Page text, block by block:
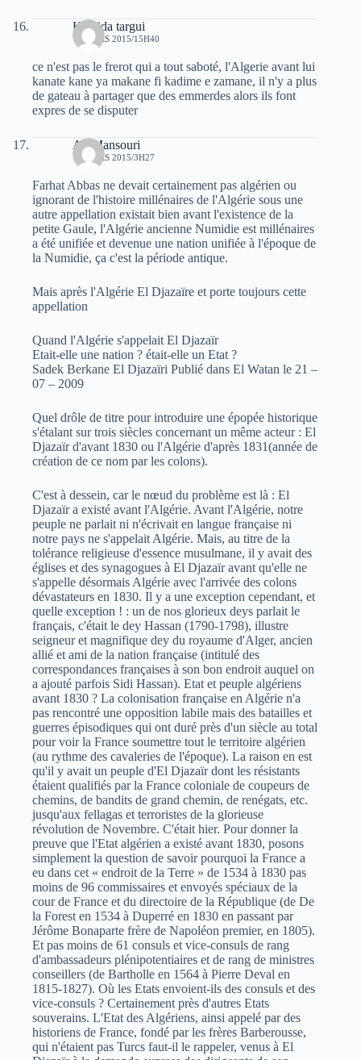
Khalida targui
14 MARS 2015/15H40
ce n'est pas le frerot qui a tout saboté, l'Algerie avant lui
kanate kane ya makane fi kadime e zamane, il n'y a plus
de gateau à partager que des emmerdes alors ils font
expres de se disputer
Ali Mansouri
15 MARS 2015/3H27
Farhat Abbas ne devait certainement pas algérien ou
ignorant de l'histoire millénaires de l'Algérie sous une
autre appellation existait bien avant l'existence de la
petite Gaule, l'Algérie ancienne Numidie est millénaires
a été unifiée et devenue une nation unifiée à l'époque de
la Numidie, ça c'est la période antique.
Mais après l'Algérie El Djazaïre et porte toujours cette
appellation
Quand l'Algérie s'appelait El Djazaïr
Etait-elle une nation ? était-elle un Etat ?
Sadek Berkane El Djazaïri Publié dans El Watan le 21 –
07 – 2009
Quel drôle de titre pour introduire une épopée historique
s'étalant sur trois siècles concernant un même acteur : El
Djazaïr d'avant 1830 ou l'Algérie d'après 1831(année de
création de ce nom par les colons).
C'est à dessein, car le nœud du problème est là : El
Djazaïr a existé avant l'Algérie. Avant l'Algérie, notre
peuple ne parlait ni n'écrivait en langue française ni
notre pays ne s'appelait Algérie. Mais, au titre de la
tolérance religieuse d'essence musulmane, il y avait des
églises et des synagogues à El Djazaïr avant qu'elle ne
s'appelle désormais Algérie avec l'arrivée des colons
dévastateurs en 1830. Il y a une exception cependant, et
quelle exception ! : un de nos glorieux deys parlait le
français, c'était le dey Hassan (1790-1798), illustre
seigneur et magnifique dey du royaume d'Alger, ancien
allié et ami de la nation française (intitulé des
correspondances françaises à son bon endroit auquel on
a ajouté parfois Sidi Hassan). Etat et peuple algériens
avant 1830 ? La colonisation française en Algérie n'a
pas rencontré une opposition labile mais des batailles et
guerres épisodiques qui ont duré près d'un siècle au total
pour voir la France soumettre tout le territoire algérien
(au rythme des cavaleries de l'époque). La raison en est
qu'il y avait un peuple d'El Djazaïr dont les résistants
étaient qualifiés par la France coloniale de coupeurs de
chemins, de bandits de grand chemin, de renégats, etc.
jusqu'aux fellagas et terroristes de la glorieuse
révolution de Novembre. C'était hier. Pour donner la
preuve que l'Etat algérien a existé avant 1830, posons
simplement la question de savoir pourquoi la France a
eu dans cet « endroit de la Terre » de 1534 à 1830 pas
moins de 96 commissaires et envoyés spéciaux de la
cour de France et du directoire de la République (de De
la Forest en 1534 à Duperré en 1830 en passant par
Jérôme Bonaparte frère de Napoléon premier, en 1805).
Et pas moins de 61 consuls et vice-consuls de rang
d'ambassadeurs plénipotentiaires et de rang de ministres
conseillers (de Bartholle en 1564 à Pierre Deval en
1815-1827). Où les Etats envoient-ils des consuls et des
vice-consuls ? Certainement près d'autres Etats
souverains. L'Etat des Algériens, ainsi appelé par des
historiens de France, fondé par les frères Barberousse,
qui n'étaient pas Turcs faut-il le rappeler, venus à El